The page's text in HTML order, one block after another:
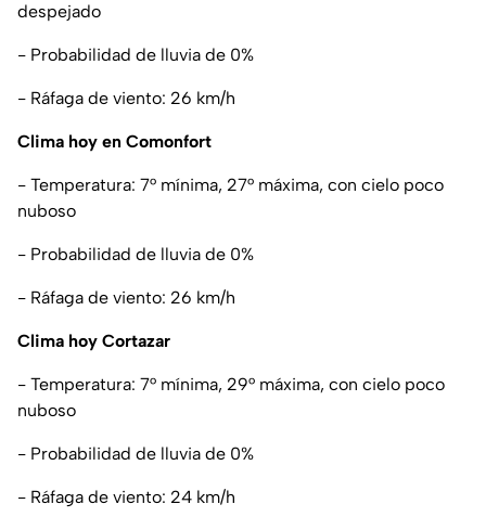
despejado
- Probabilidad de lluvia de 0%
- Ráfaga de viento: 26 km/h
Clima hoy en Comonfort
- Temperatura: 7° mínima, 27° máxima, con cielo poco
nuboso
- Probabilidad de lluvia de 0%
- Ráfaga de viento: 26 km/h
Clima hoy Cortazar
- Temperatura: 7° mínima, 29° máxima, con cielo poco
nuboso
- Probabilidad de lluvia de 0%
- Ráfaga de viento: 24 km/h